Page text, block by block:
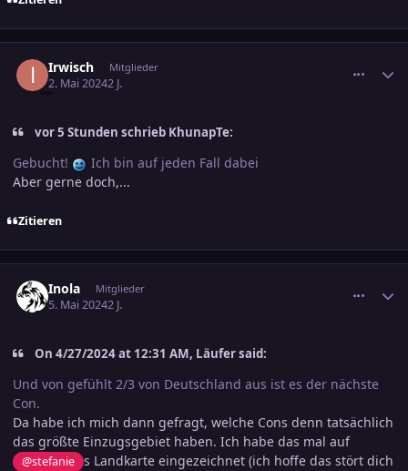
Irwisch Mitglieder
2. Mai 20242 J.
vor 5 Stunden schrieb KhunapTe:
Gebucht!
Ich bin auf jeden Fall dabei
Aber gerne doch,...
Zitieren
Inola Mitglieder
5. Mai 20242 J.
On 4/27/2024 at 12:31 AM, Läufer said:
Und von gefühlt 2/3 von Deutschland aus ist es der nächste
Con.
Da habe ich mich dann gefragt, welche Cons denn tatsächlich
das größte Einzugsgebiet haben. Ich habe das mal auf
@stefanie s Landkarte eingezeichnet (ich hoffe das stört dich